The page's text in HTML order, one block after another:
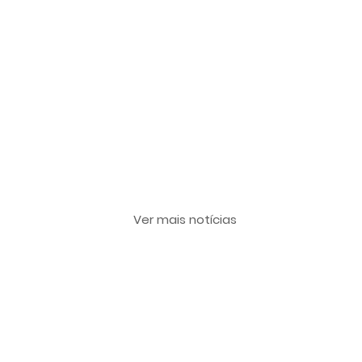
Ver mais notícias